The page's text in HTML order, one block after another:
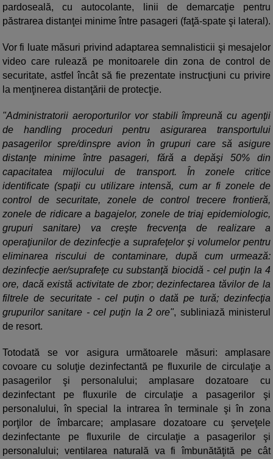
pardoseală, cu autocolante, linii de demarcaţie pentru
păstrarea distanţei minime între pasageri (faţă-spate şi lateral).
Vor fi luate măsuri privind adaptarea semnalisticii şi mesajelor
video care rulează pe monitoarele din zona de control de
securitate, astfel încât să fie prezentate instrucţiuni cu privire
la menţinerea distanţării de protecţie.
"Administratorii aeroporturilor vor stabili împreună cu agenţii
de handling proceduri pentru asigurarea transportului
pasagerilor spre/dinspre avion în grupuri care să asigure
distanţe minime între pasageri, fără a depăşi 50% din
capacitatea mijlocului de transport. În zonele critice
identificate (spaţii cu utilizare intensă, cum ar fi zonele de
control de securitate, zonele de control trecere frontieră,
zonele de ridicare a bagajelor, zonele de triaj epidemiologic,
grupuri sanitare) va creşte frecvenţa de realizare a
operaţiunilor de dezinfecţie a suprafeţelor şi volumelor pentru
eliminarea riscului de contaminare, după cum urmează:
dezinfecţie aer/suprafeţe cu substanţă biocidă - cel puţin la 4
ore, dacă există activitate de zbor; dezinfectarea tăvilor de la
filtrele de securitate - cel puţin o dată pe tură; dezinfecţia
grupurilor sanitare - cel puţin la 2 ore", subliniază ministerul
de resort.
Totodată se vor asigura următoarele măsuri: amplasare
covoare cu soluţie dezinfectantă pe fluxurile de circulaţie a
pasagerilor şi personalului; amplasare dozatoare cu
dezinfectant pe fluxurile de circulaţie a pasagerilor şi
personalului, în special la intrarea în terminale şi în zona
porţilor de îmbarcare; amplasare dozatoare cu şerveţele
dezinfectante pe fluxurile de circulaţie a pasagerilor şi
personalului; ventilarea naturală va fi îmbunătăţită pe cât